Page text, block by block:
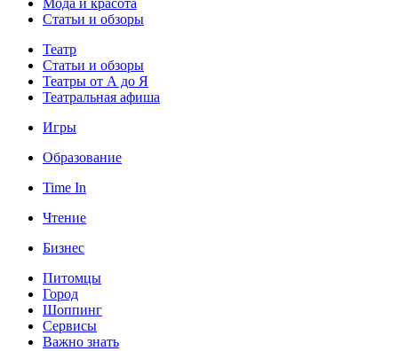
Мода и красота
Статьи и обзоры
Театр
Статьи и обзоры
Театры от А до Я
Театральная афиша
Игры
Образование
Time In
Чтение
Бизнес
Питомцы
Город
Шоппинг
Сервисы
Важно знать